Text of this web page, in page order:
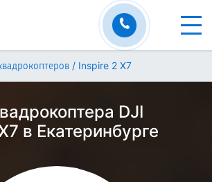
/ Inspire 2 X7
DJI
в Екатеринбурге